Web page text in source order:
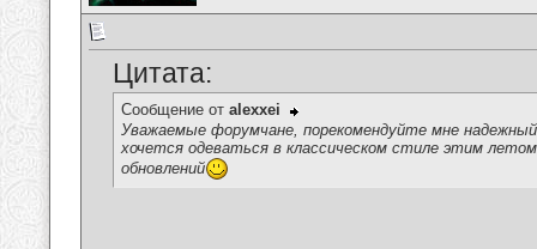
Цитата:
Сообщение от alexxei
Уважаемые форумчане, порекомендуйте мне
хочется одеваться в классическом стиле этим
обновлений